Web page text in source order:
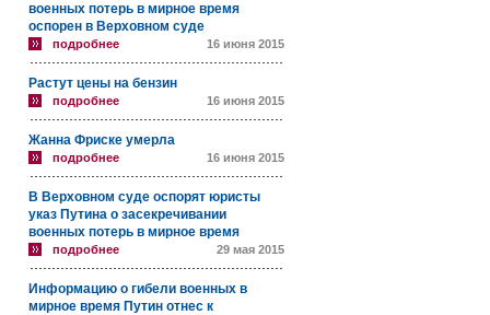
военных потерь в мирное время
оспорен в Верховном суде
подробнее 16 июня 2015
Растут цены на бензин
подробнее 16 июня 2015
Жанна Фриске умерла
подробнее 16 июня 2015
В Верховном суде оспорят юристы
указ Путина о засекречивании
военных потерь в мирное время
подробнее 29 мая 2015
Информацию о гибели военных в
мирное время Путин отнес к